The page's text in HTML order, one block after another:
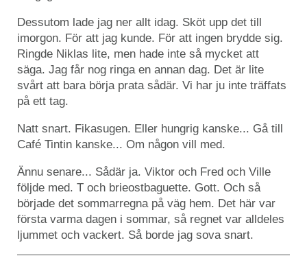
Dessutom lade jag ner allt idag. Sköt upp det till
imorgon. För att jag kunde. För att ingen brydde sig.
Ringde Niklas lite, men hade inte så mycket att
säga. Jag får nog ringa en annan dag. Det är lite
svårt att bara börja prata sådär. Vi har ju inte träffats
på ett tag.
Natt snart. Fikasugen. Eller hungrig kanske... Gå till
Café Tintin kanske... Om någon vill med.
Ännu senare... Sådär ja. Viktor och Fred och Ville
följde med. T och brieostbaguette. Gott. Och så
började det sommarregna på väg hem. Det här var
första varma dagen i sommar, så regnet var alldeles
ljummet och vackert. Så borde jag sova snart.